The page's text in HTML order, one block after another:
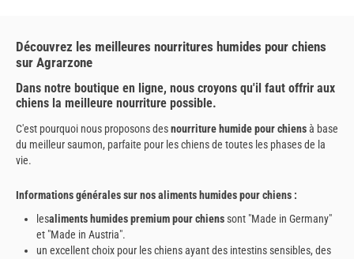
Découvrez les meilleures nourritures humides pour chiens
sur Agrarzone
Dans notre boutique en ligne, nous croyons qu'il faut offrir aux
chiens la meilleure nourriture possible.
C'est pourquoi nous proposons desnourriture humide pour chiensà base
du meilleur saumon, parfaite pour les chiens de toutes les phases de la
vie.
Informations générales sur nos aliments humides pour chiens :
lesaliments humides premium pour chienssont "Made in Germany"
et "Made in Austria".
un excellent choix pour les chiens ayant des intestins sensibles, des